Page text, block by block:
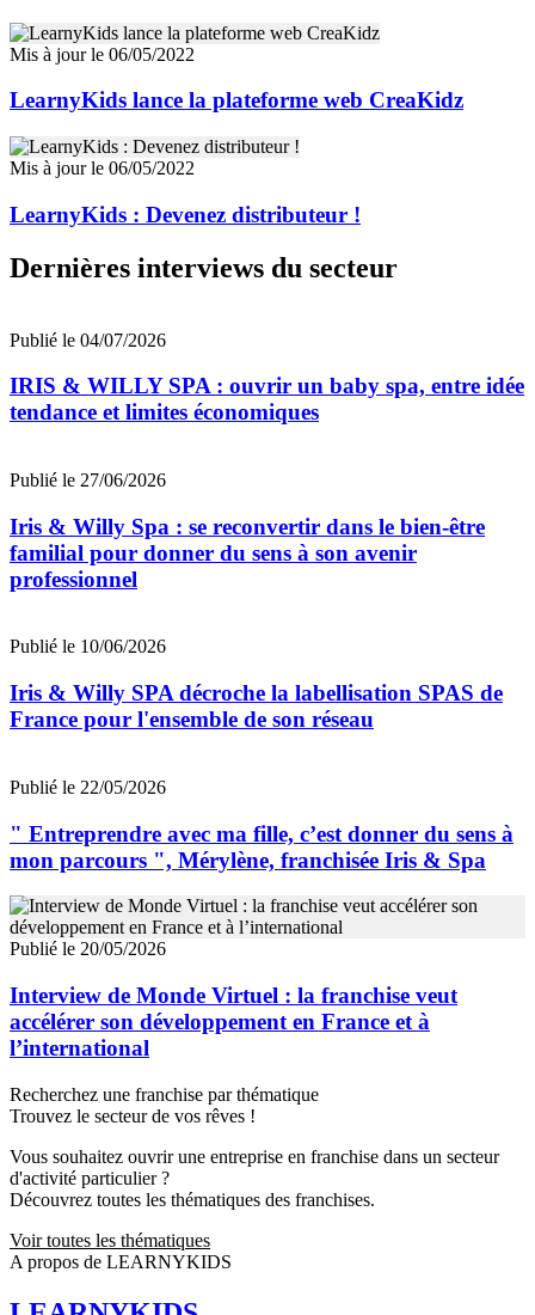
Mis à jour le 06/05/2022
LearnyKids lance la plateforme web CreaKidz
Mis à jour le 06/05/2022
LearnyKids : Devenez distributeur !
Dernières interviews du secteur
Publié le 04/07/2026
IRIS & WILLY SPA : ouvrir un baby spa, entre idée
tendance et limites économiques
Publié le 27/06/2026
Iris & Willy Spa : se reconvertir dans le bien-être
familial pour donner du sens à son avenir
professionnel
Publié le 10/06/2026
Iris & Willy SPA décroche la labellisation SPAS de
France pour l'ensemble de son réseau
Publié le 22/05/2026
" Entreprendre avec ma fille, c’est donner du sens à
mon parcours ", Mérylène, franchisée Iris & Spa
Publié le 20/05/2026
Interview de Monde Virtuel : la franchise veut
accélérer son développement en France et à
l’international
Recherchez une franchise par thématique
Trouvez le secteur de vos rêves !
Vous souhaitez ouvrir une entreprise en franchise dans un secteur
d'activité particulier ?
Découvrez toutes les thématiques des franchises.
Voir toutes les thématiques
A propos de LEARNYKIDS